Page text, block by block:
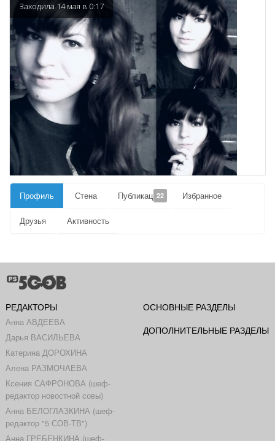
Заходила 14 мая в 0:17
Профиль Стена Публикации22 Избранное
Друзья Активность
РЕДАКТОРЫ
Анна АВДЕЕВА
Дарья ВАСИЛЬЕВА
Катерина ДОРОХИНА
Алена РАЗМОЧАЕВА
Ксения САФРОНОВА (шеф-
редактор новостной совы)
Анна БЕЛОГЛАЗКИНА (шеф-
редактор "5 СОВ-ТВ")
Анна ГРЕБЕНКИНА (шеф-
ОСНОВНЫЕ РАЗДЕЛЫ
ДОПОЛНИТЕЛЬНЫЕ РАЗДЕЛЫ